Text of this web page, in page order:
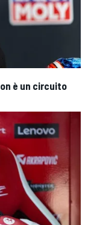
è un circuito